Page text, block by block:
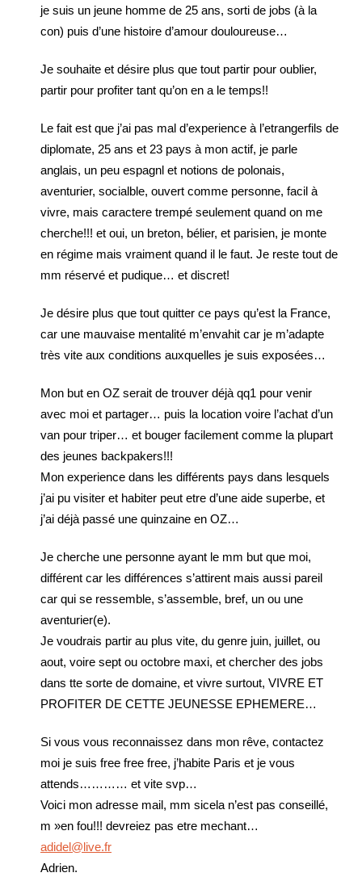
je suis un jeune homme de 25 ans, sorti de jobs (à la
con) puis d’une histoire d’amour douloureuse…
Je souhaite et désire plus que tout partir pour oublier,
partir pour profiter tant qu’on en a le temps!!
Le fait est que j’ai pas mal d’experience à l’etrangerfils de
diplomate, 25 ans et 23 pays à mon actif, je parle
anglais, un peu espagnl et notions de polonais,
aventurier, socialble, ouvert comme personne, facil à
vivre, mais caractere trempé seulement quand on me
cherche!!! et oui, un breton, bélier, et parisien, je monte
en régime mais vraiment quand il le faut. Je reste tout de
mm réservé et pudique… et discret!
Je désire plus que tout quitter ce pays qu’est la France,
car une mauvaise mentalité m’envahit car je m’adapte
très vite aux conditions auxquelles je suis exposées…
Mon but en OZ serait de trouver déjà qq1 pour venir
avec moi et partager… puis la location voire l’achat d’un
van pour triper… et bouger facilement comme la plupart
des jeunes backpakers!!!
Mon experience dans les différents pays dans lesquels
j’ai pu visiter et habiter peut etre d’une aide superbe, et
j’ai déjà passé une quinzaine en OZ…
Je cherche une personne ayant le mm but que moi,
différent car les différences s’attirent mais aussi pareil
car qui se ressemble, s’assemble, bref, un ou une
aventurier(e).
Je voudrais partir au plus vite, du genre juin, juillet, ou
aout, voire sept ou octobre maxi, et chercher des jobs
dans tte sorte de domaine, et vivre surtout, VIVRE ET
PROFITER DE CETTE JEUNESSE EPHEMERE…
Si vous vous reconnaissez dans mon rêve, contactez
moi je suis free free free, j’habite Paris et je vous
attends………… et vite svp…
Voici mon adresse mail, mm sicela n’est pas conseillé,
m »en fou!!! devreiez pas etre mechant…
adidel@live.fr
Adrien.